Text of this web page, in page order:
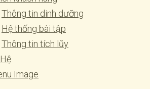
Thông tin dinh dưỡng
Hệ thống bài tập
Thông tin tích lũy